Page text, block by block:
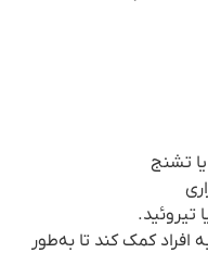
تشنج
تیروئید.
افراد کمک کند تا به‌طور